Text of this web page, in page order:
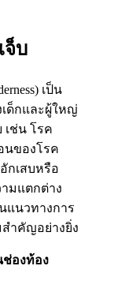
จ็บ
เป็น
ด็กและผู้ใหญ่
ช่น โรค
นของโรค
กเสบหรือ
มแตกต่าง
แนวทางการ
ำคัญอย่างยิ่ง
องท้อง